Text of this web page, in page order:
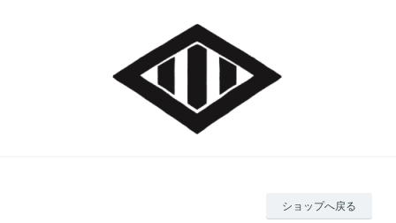
ショップへ戻る